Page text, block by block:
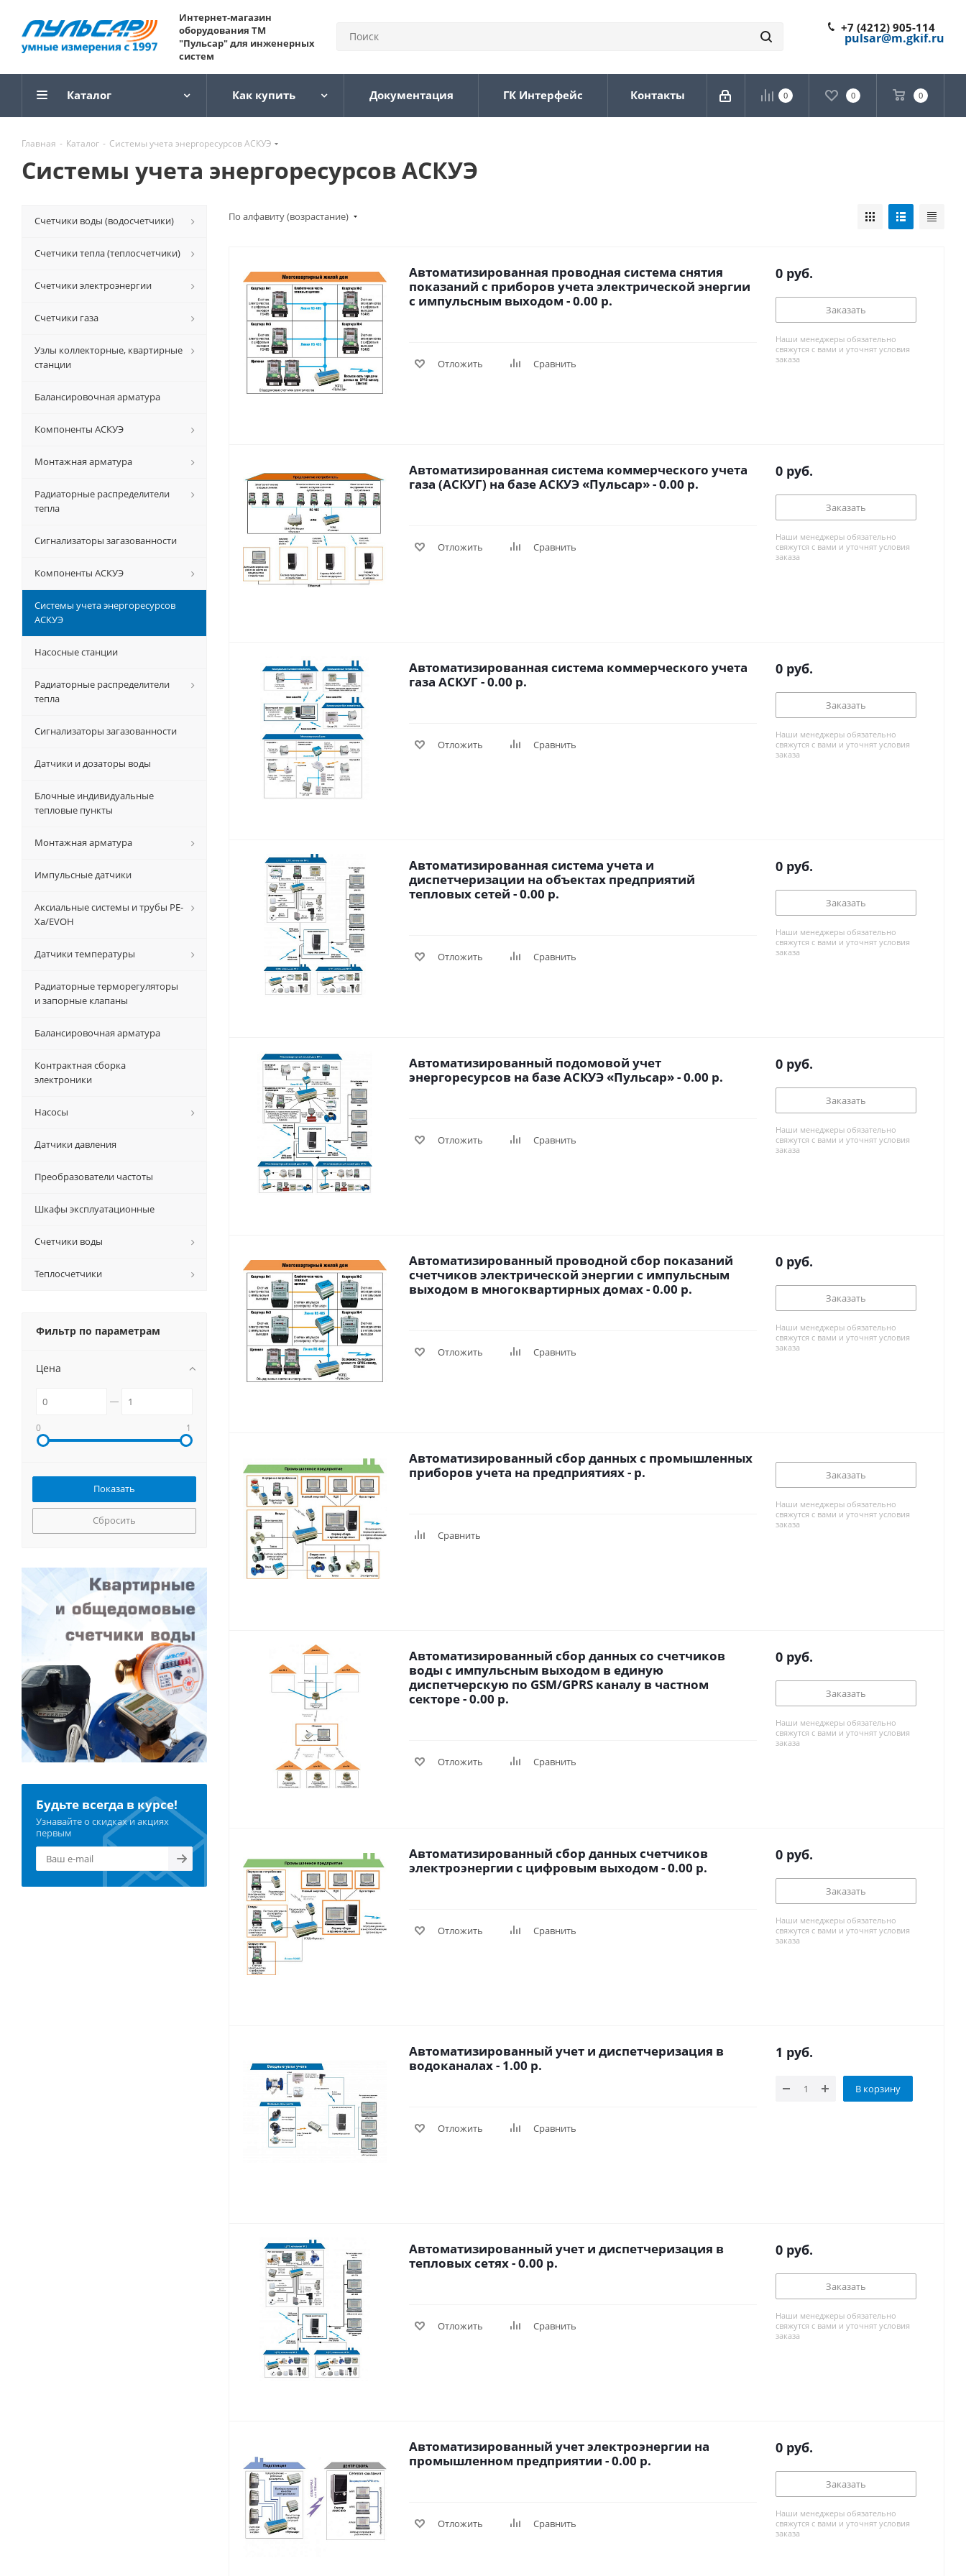
Интернет-магазин
оборудования ТМ
"Пульсар" для инженерных
систем
+7 (4212) 905-114
pulsar@m.gkif.ru
0 0 0
Каталог Как купить Документация ГК Интерфейс Контакты
Главная - Каталог - Системы учета энергоресурсов АСКУЭ
Системы учета энергоресурсов АСКУЭ
По алфавиту (возрастание)
Автоматизированная проводная система снятия
показаний с приборов учета электрической энергии
с импульсным выходом - 0.00 р.
Отложить Сравнить
0 руб.
Заказать
Наши менеджеры обязательно
свяжутся с вами и уточнят условия
заказа
Автоматизированная система коммерческого учета
газа (АСКУГ) на базе АСКУЭ «Пульсар» - 0.00 р.
Отложить Сравнить
0 руб.
Заказать
Наши менеджеры обязательно
свяжутся с вами и уточнят условия
заказа
Автоматизированная система коммерческого учета
газа АСКУГ - 0.00 р.
Отложить Сравнить
0 руб.
Заказать
Наши менеджеры обязательно
свяжутся с вами и уточнят условия
заказа
Автоматизированная система учета и
диспетчеризации на объектах предприятий
тепловых сетей - 0.00 р.
Отложить Сравнить
0 руб.
Заказать
Наши менеджеры обязательно
свяжутся с вами и уточнят условия
заказа
Автоматизированный подомовой учет
энергоресурсов на базе АСКУЭ «Пульсар» - 0.00 р.
Отложить Сравнить
0 руб.
Заказать
Наши менеджеры обязательно
свяжутся с вами и уточнят условия
заказа
Автоматизированный проводной сбор показаний
счетчиков электрической энергии с импульсным
выходом в многоквартирных домах - 0.00 р.
Отложить Сравнить
0 руб.
Заказать
Наши менеджеры обязательно
свяжутся с вами и уточнят условия
заказа
Автоматизированный сбор данных с промышленных
приборов учета на предприятиях - р.
Сравнить
Заказать
Наши менеджеры обязательно
свяжутся с вами и уточнят условия
заказа
Автоматизированный сбор данных со счетчиков
воды с импульсным выходом в единую
диспетчерскую по GSM/GPRS каналу в частном
секторе - 0.00 р.
Отложить Сравнить
0 руб.
Заказать
Наши менеджеры обязательно
свяжутся с вами и уточнят условия
заказа
Автоматизированный сбор данных счетчиков
электроэнергии с цифровым выходом - 0.00 р.
Отложить Сравнить
0 руб.
Заказать
Наши менеджеры обязательно
свяжутся с вами и уточнят условия
заказа
Автоматизированный учет и диспетчеризация в
водоканалах - 1.00 р.
Отложить Сравнить
1 руб.
В корзину
Автоматизированный учет и диспетчеризация в
тепловых сетях - 0.00 р.
Отложить Сравнить
0 руб.
Заказать
Наши менеджеры обязательно
свяжутся с вами и уточнят условия
заказа
Автоматизированный учет электроэнергии на
промышленном предприятии - 0.00 р.
Отложить Сравнить
0 руб.
Заказать
Наши менеджеры обязательно
свяжутся с вами и уточнят условия
заказа
Счетчики воды (водосчетчики)
Счетчики тепла (теплосчетчики)
Счетчики электроэнергии
Счетчики газа
Узлы коллекторные, квартирные
станции
Балансировочная арматура
Компоненты АСКУЭ
Монтажная арматура
Радиаторные распределители
тепла
Сигнализаторы загазованности
Компоненты АСКУЭ
Системы учета энергоресурсов
АСКУЭ
Насосные станции
Радиаторные распределители
тепла
Сигнализаторы загазованности
Датчики и дозаторы воды
Блочные индивидуальные
тепловые пункты
Монтажная арматура
Импульсные датчики
Аксиальные системы и трубы РЕ-
Ха/EVOH
Датчики температуры
Радиаторные терморегуляторы
и запорные клапаны
Балансировочная арматура
Контрактная сборка
электроники
Насосы
Датчики давления
Преобразователи частоты
Шкафы эксплуатационные
Счетчики воды
Теплосчетчики
Фильтр по параметрам
Цена
0 1
Сбросить
Будьте всегда в курсе!
Узнавайте о скидках и акциях
первым